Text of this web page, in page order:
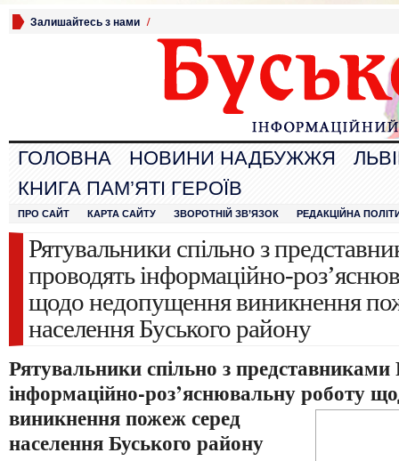
Залишайтесь з нами /
ГОЛОВНА НОВИНИ НАДБУЖЖЯ
КНИГА ПАМ’ЯТІ ГЕРОЇВ
ПРО САЙТ КАРТА САЙТУ ЗВОРОТНІЙ ЗВ’ЯЗОК РЕДАКЦІЙНА
Рятувальники спільно з
проводять інформаційно-
щодо недопущення виникнення
населення Буського району
Рятувальники спільно з
інформаційно-роз’яснювальну роботу
виникнення пожеж серед
населення Буського району